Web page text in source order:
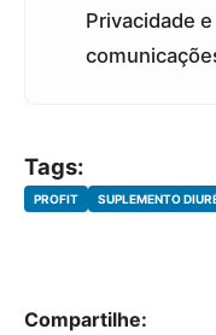
Privacidade
Tags:
PROFIT SUPLEMENTO
Compartilhe: